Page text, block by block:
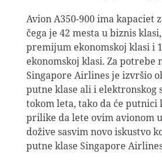
Avion A350-900 ima kapaciet
čega je 42 mesta u biznis
premijum ekonomskoj klasi i
ekonomskoj klasi. Za potrebe
Singapore Airlines je izvršio
putne klase ali i elektronskog
tokom leta, tako da će
prilike da lete ovim avionom
dožive sasvim novo iskustvo
putne klase Singapore